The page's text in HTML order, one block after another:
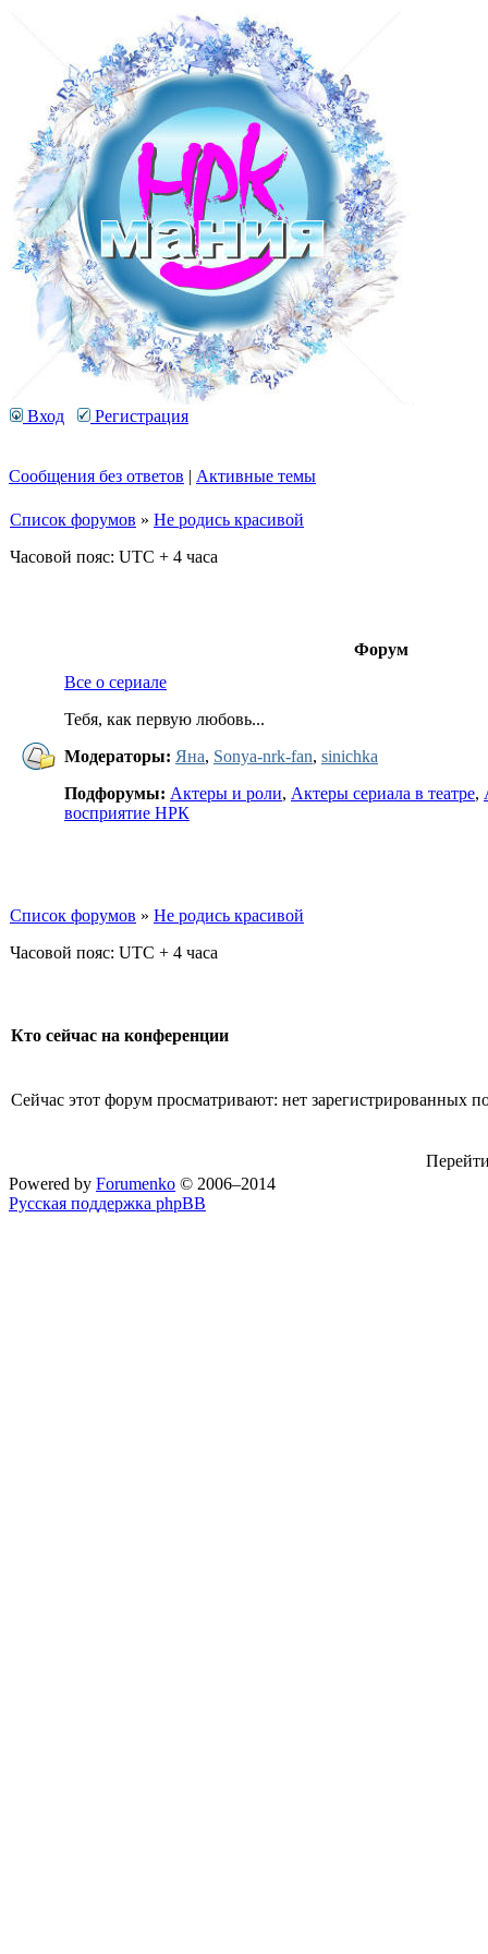
Вход Регистрация
Сообщения без ответов | Активные темы
Список форумов » Не родись красивой
Часовой пояс: UTC + 4 часа
Форум
Все о сериале
Тебя, как первую любовь...
Модераторы: Яна, Sonya-nrk-fan, sinichka
Подфорумы: Актеры и роли, Актеры сериала в театре,
восприятие НРК
Список форумов » Не родись красивой
Часовой пояс: UTC + 4 часа
Кто сейчас на конференции
Сейчас этот форум просматривают: нет зарегистрированных
Powered by Forumenko © 2006–2014
Русская поддержка phpBB